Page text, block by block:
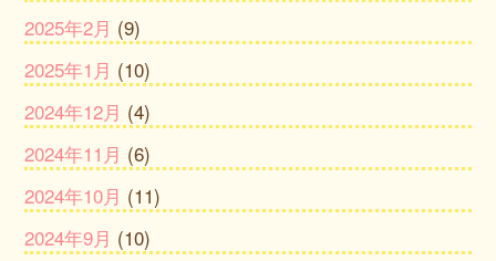
2025年2月 (9)
2025年1月 (10)
2024年12月 (4)
2024年11月 (6)
2024年10月 (11)
2024年9月 (10)